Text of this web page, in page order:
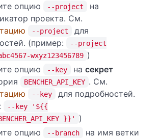
опцию
--project
на
проекта. См.
--project
для
(пример:
--project
wxyz123456789 )
опцию
--key на секрет
BENCHER_API_KEY . См.
--key
для подробностей.
--key '${{
}}'
)
опцию
--branch
на имя ветки